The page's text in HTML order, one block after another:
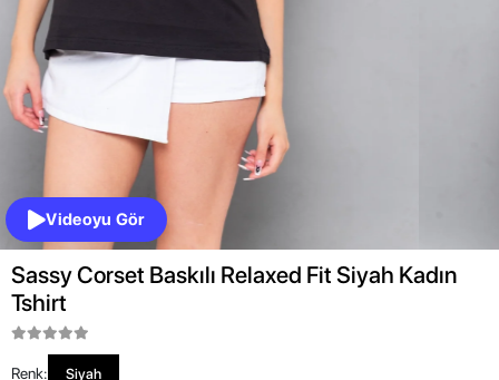
Videoyu Gör
Sassy Corset Baskılı Relaxed Fit Siyah Kadın
Tshirt
Renk: Siyah